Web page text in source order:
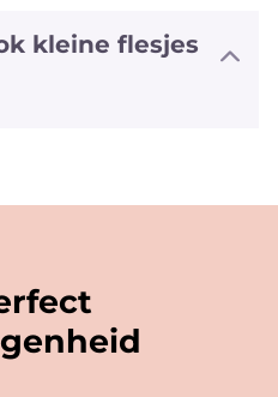
kleine flesjes